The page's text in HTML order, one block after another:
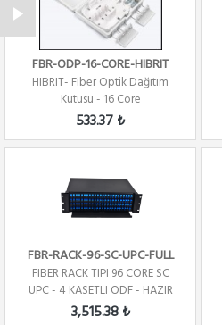
FBR-ODP-16-CORE-HIBRIT
HIBRIT- Fiber Optik Dağıtım
Kutusu - 16 Core
533.37 ₺
FBR-RACK-96-SC-UPC-FULL
FIBER RACK TIPI 96 CORE SC
UPC - 4 KASETLI ODF - HAZIR
3,515.38 ₺